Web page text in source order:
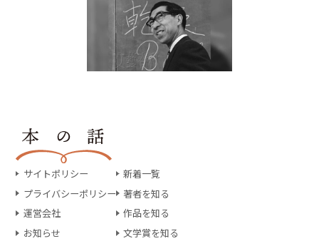
サイトポリシー
プライバシーポリシー
運営会社
お知らせ
新着一覧
著者を知る
作品を知る
文学賞を知る